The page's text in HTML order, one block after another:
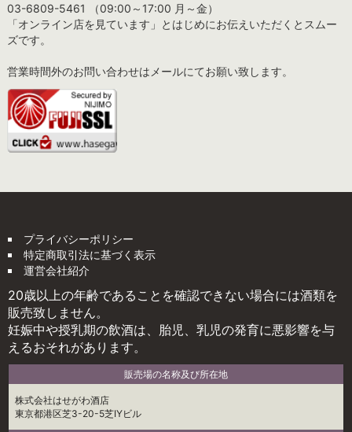
03-6809-5461 （09:00～17:00 月～金）
「オンライン店を見ています」とはじめにお伝えいただくとスムー
ズです。
営業時間外のお問い合わせはメールにてお願い致します。
プライバシーポリシー
特定商取引法に基づく表示
運営会社紹介
20歳以上の年齢であることを確認できない場合には酒類を
販売致しません。
妊娠中や授乳期の飲酒は、胎児、乳児の発育に悪影響を与
えるおそれがあります。
販売場の名称及び所在地
株式会社はせがわ酒店
東京都港区芝3-20-5芝IYビル